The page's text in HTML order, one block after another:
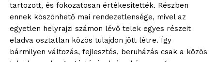
tartozott, és fokozatosan értékesítették. Részben
ennek köszönhető mai rendezetlensége, mivel az
egyetlen helyrajzi számon lévő telek egyes részeit
eladva osztatlan közös tulajdon jött létre. Így
bármilyen változás, fejlesztés, beruházás csak a közös